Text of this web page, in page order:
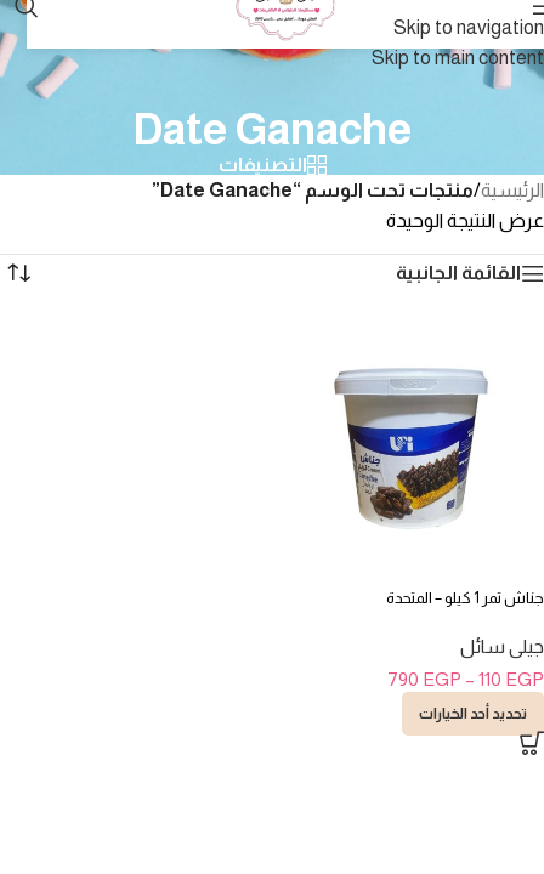
Skip to navigation
Skip to main content
Date Ganache
التصنيفات
الرئيسية/منتجات تحت الوسم “Date Ganache”
عرض النتيجة الوحيدة
القائمة الجانبية
جناش تمر 1 كيلو – المتحدة
جيلى سائل
110 EGP
–
790 EGP
تحديد أحد الخيارات